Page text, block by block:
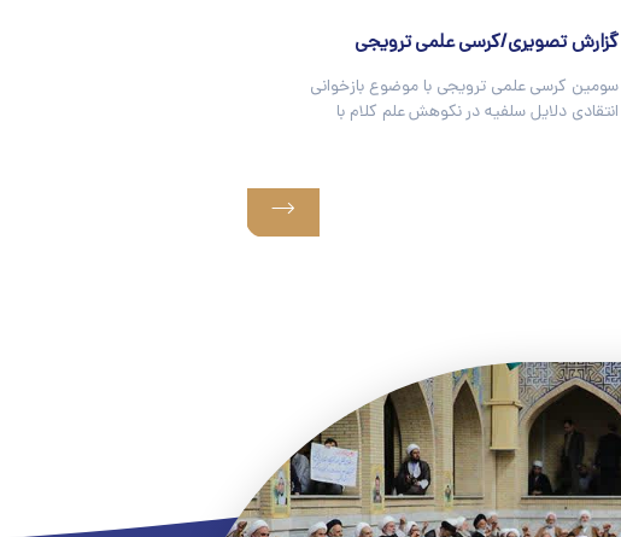
گزارش تصویری/کرسی علمی ترویجی
سومین کرسی علمی ترویجی با موضوع بازخوانی
انتقادی دلایل سلفیه در نکوهش علم کلام با